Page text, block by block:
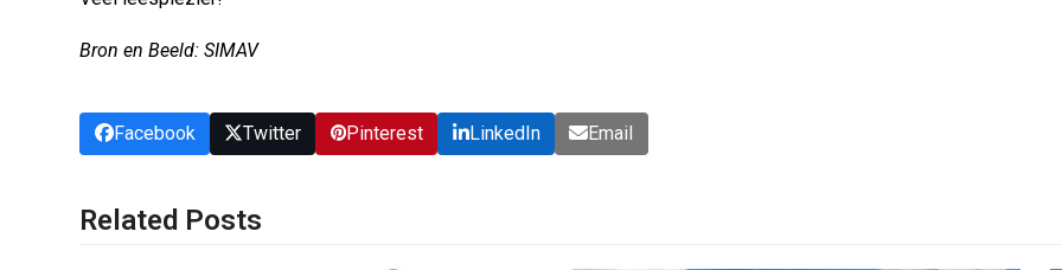
Bron en Beeld: SIMAV
Facebook Twitter Pinterest LinkedIn Email
Related Posts